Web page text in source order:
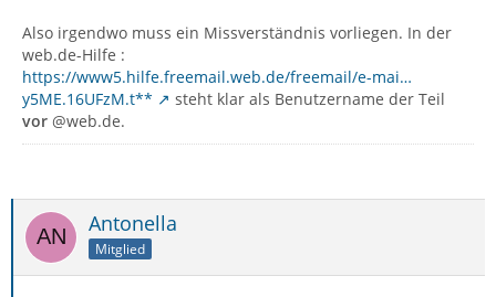
Also irgendwo muss ein Missverständnis vorliegen. In der
web.de-Hilfe :
https://www5.hilfe.freemail.web.de/freemail/e-mai…
y5ME.16UFzM.t**
steht klar als Benutzername der Teil
vor @web.de.
Antonella
Mitglied